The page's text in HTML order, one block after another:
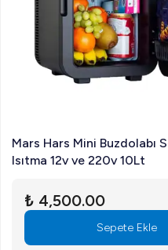
Mars Hars Mini Buzdolabı
Isıtma 12v ve 220v 10Lt
₺ 4,500.00
Sepete Ekle